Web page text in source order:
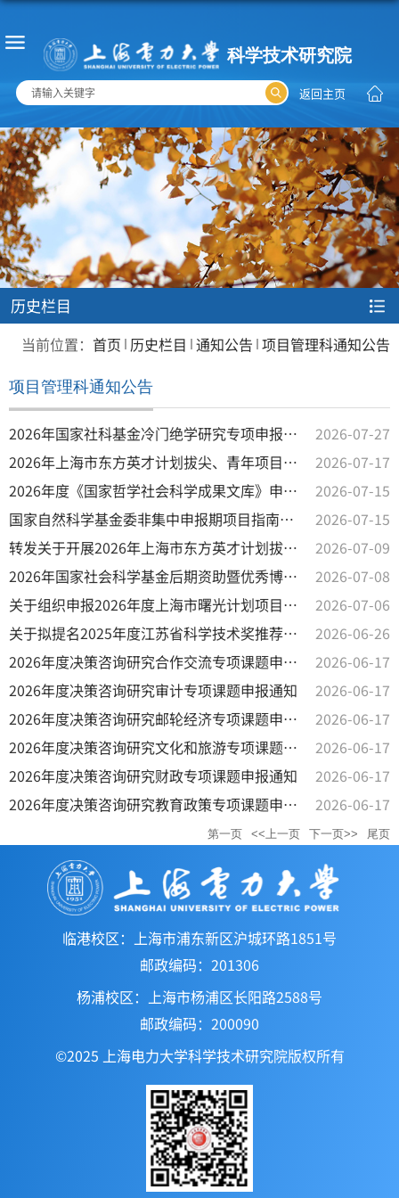
返回主页
历史栏目
当前位置： 首页 历史栏目 通知公告 项目管理科通知公告
项目管理科通知公告
2026年国家社科基金冷门绝学研究专项申报公告
2026-07-27
2026年上海市东方英才计划拔尖、青年项目科技平台申报候选人公示
2026-07-17
2026年度《国家哲学社会科学成果文库》申报公告
2026-07-15
国家自然科学基金委非集中申报期项目指南申报安排
2026-07-15
转发关于开展2026年上海市东方英才计划拔尖、青年项目科技平台申报评审工作的通知
2026-07-09
2026年国家社会科学基金后期资助暨优秀博士学位论文出版、优秀学术著作再版项目申报公告
2026-07-08
关于组织申报2026年度上海市曙光计划项目的通知
2026-07-06
关于拟提名2025年度江苏省科学技术奖推荐项目的公示
2026-06-26
2026年度决策咨询研究合作交流专项课题申报通知
2026-06-17
2026年度决策咨询研究审计专项课题申报通知
2026-06-17
2026年度决策咨询研究邮轮经济专项课题申报通知
2026-06-17
2026年度决策咨询研究文化和旅游专项课题申报通知
2026-06-17
2026年度决策咨询研究财政专项课题申报通知
2026-06-17
2026年度决策咨询研究教育政策专项课题申报工作的通知
2026-06-17
第一页 <<上一页 下一页>> 尾页
临港校区：上海市浦东新区沪城环路1851号
邮政编码：201306
杨浦校区：上海市杨浦区长阳路2588号
邮政编码：200090
©2025 上海电力大学科学技术研究院版权所有